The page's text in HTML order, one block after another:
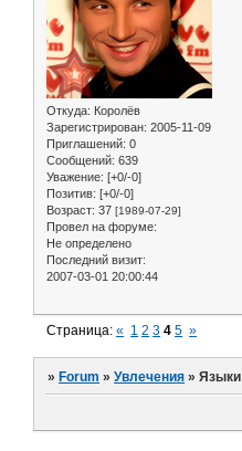
Откуда: Королёв
Зарегистрирован: 2005-11-09
Приглашений: 0
Сообщений: 639
Уважение: [+0/-0]
Позитив: [+0/-0]
Возраст: 37 [1989-07-29]
Провел на форуме:
Не определено
Последний визит:
2007-03-01 20:00:44
Страница:« 1 2 3 4 5 »
» Forum »Увлечения »Языки